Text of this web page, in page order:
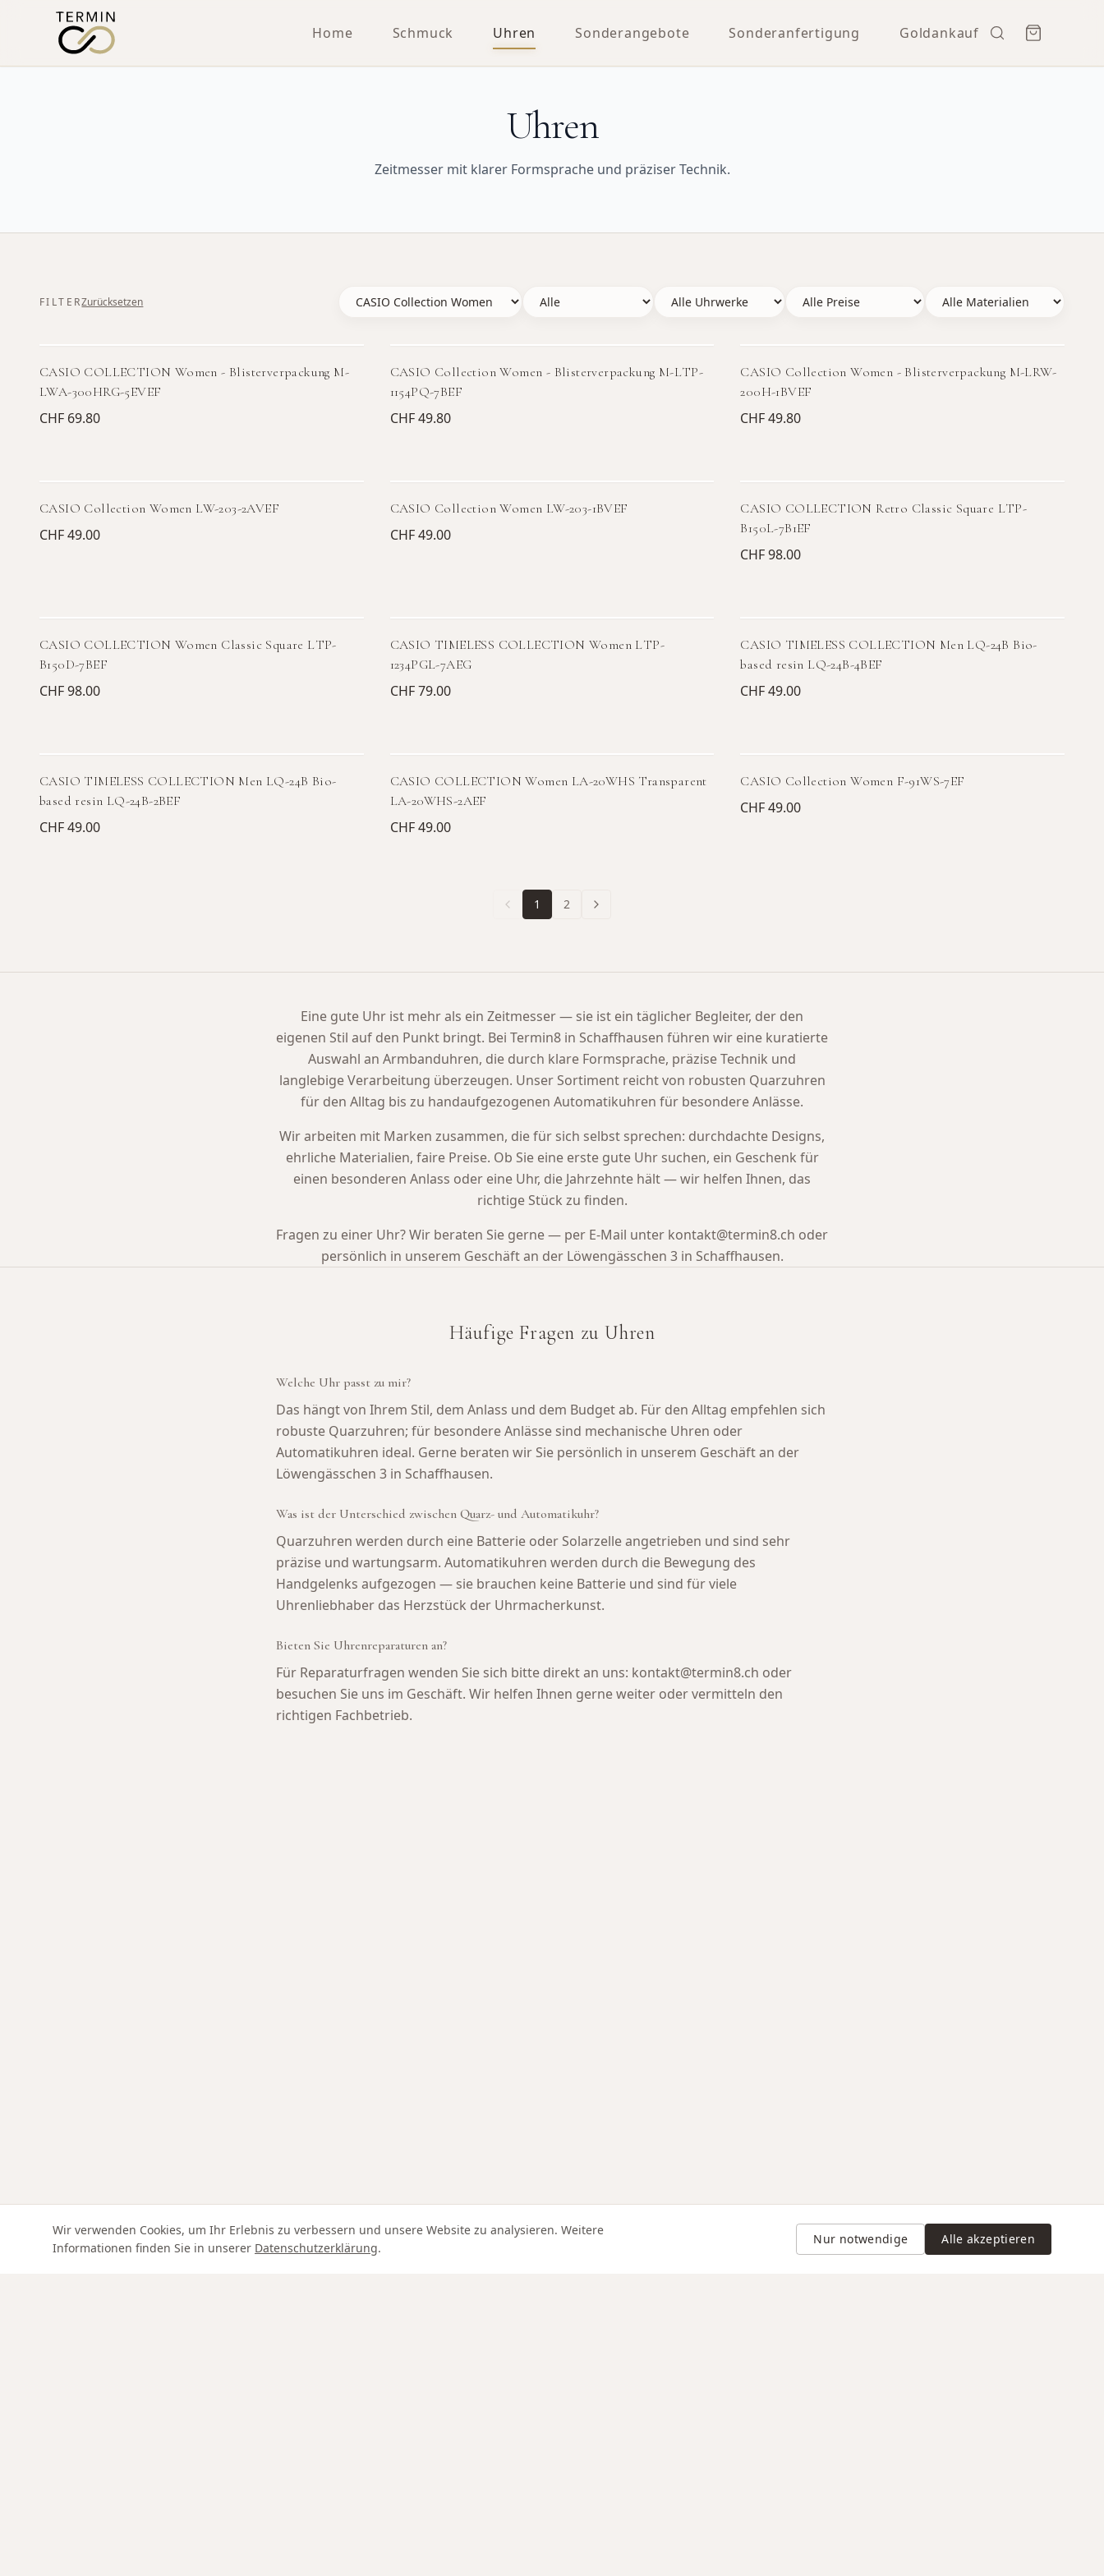
Home Schmuck Uhren Sonderangebote Sonderanfertigung Goldankauf
Uhren
Zeitmesser mit klarer Formsprache und präziser Technik.
FILTERZurücksetzen
CASIO COLLECTION Women - Blisterverpackung M-
LWA-300HRG-5EVEF
CHF 69.80
CASIO Collection Women - Blisterverpackung M-LTP-
1154PQ-7BEF
CHF 49.80
CASIO Collection Women - Blisterverpackung M-LRW-
200H-1BVEF
CHF 49.80
CASIO Collection Women LW-203-2AVEF
CHF 49.00
CASIO Collection Women LW-203-1BVEF
CHF 49.00
CASIO COLLECTION Retro Classic Square LTP-
B150L-7B1EF
CHF 98.00
CASIO COLLECTION Women Classic Square LTP-
B150D-7BEF
CHF 98.00
CASIO TIMELESS COLLECTION Women LTP-
1234PGL-7AEG
CHF 79.00
CASIO TIMELESS COLLECTION Men LQ-24B Bio-
based resin LQ-24B-4BEF
CHF 49.00
CASIO TIMELESS COLLECTION Men LQ-24B Bio-
based resin LQ-24B-2BEF
CHF 49.00
CASIO COLLECTION Women LA-20WHS Transparent
LA-20WHS-2AEF
CHF 49.00
CASIO Collection Women F-91WS-7EF
CHF 49.00
1 2
Eine gute Uhr ist mehr als ein Zeitmesser — sie ist ein täglicher Begleiter, der den
eigenen Stil auf den Punkt bringt. Bei Termin8 in Schaffhausen führen wir eine kuratierte
Auswahl an Armbanduhren, die durch klare Formsprache, präzise Technik und
langlebige Verarbeitung überzeugen. Unser Sortiment reicht von robusten Quarzuhren
für den Alltag bis zu handaufgezogenen Automatikuhren für besondere Anlässe.
Wir arbeiten mit Marken zusammen, die für sich selbst sprechen: durchdachte Designs,
ehrliche Materialien, faire Preise. Ob Sie eine erste gute Uhr suchen, ein Geschenk für
einen besonderen Anlass oder eine Uhr, die Jahrzehnte hält — wir helfen Ihnen, das
richtige Stück zu finden.
Fragen zu einer Uhr? Wir beraten Sie gerne — per E-Mail unter kontakt@termin8.ch oder
persönlich in unserem Geschäft an der Löwengässchen 3 in Schaffhausen.
Häufige Fragen zu Uhren
Welche Uhr passt zu mir?
Das hängt von Ihrem Stil, dem Anlass und dem Budget ab. Für den Alltag empfehlen sich
robuste Quarzuhren; für besondere Anlässe sind mechanische Uhren oder
Automatikuhren ideal. Gerne beraten wir Sie persönlich in unserem Geschäft an der
Löwengässchen 3 in Schaffhausen.
Was ist der Unterschied zwischen Quarz- und Automatikuhr?
Quarzuhren werden durch eine Batterie oder Solarzelle angetrieben und sind sehr
präzise und wartungsarm. Automatikuhren werden durch die Bewegung des
Handgelenks aufgezogen — sie brauchen keine Batterie und sind für viele
Uhrenliebhaber das Herzstück der Uhrmacherkunst.
Bieten Sie Uhrenreparaturen an?
Für Reparaturfragen wenden Sie sich bitte direkt an uns: kontakt@termin8.ch oder
besuchen Sie uns im Geschäft. Wir helfen Ihnen gerne weiter oder vermitteln den
richtigen Fachbetrieb.
Wir verwenden Cookies, um Ihr Erlebnis zu verbessern und unsere Website zu analysieren. Weitere
Informationen finden Sie in unserer Datenschutzerklärung.
Nur notwendige Alle akzeptieren